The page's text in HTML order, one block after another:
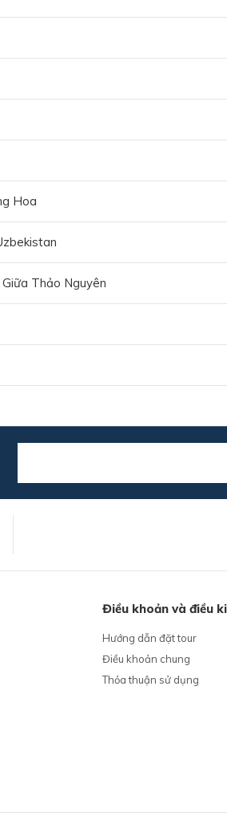
Hoa
Thảo Nguyên
Điều khoản và điều
Hướng dẫn đặt tour
Điều khoản chung
Thỏa thuận sử dụng